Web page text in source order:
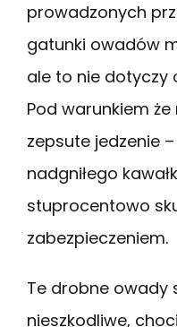
prowadzonych
gatunki owadów
ale to nie dotyczy
Pod warunkiem
zepsute jedzenie
nadgniłego
stuprocentowo
zabezpieczeniem.
Te drobne owady
nieszkodliwe,